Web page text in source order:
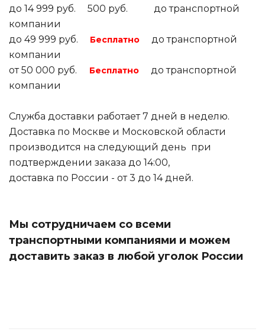
до 14 999 руб. 500 руб. до транспортной
компании
до 49 999 руб.
Бесплатно
до транспортной
компании
от 50 000 руб.
Бесплатно
до транспортной
компании
Служба доставки работает 7 дней в неделю.
Доставка по Москве и Московской области
производится на следующий день при
подтверждении заказа до 14:00,
доставка по России - от 3 до 14 дней.
Мы сотрудничаем со всеми
транспортными компаниями и можем
доставить заказ в любой уголок России